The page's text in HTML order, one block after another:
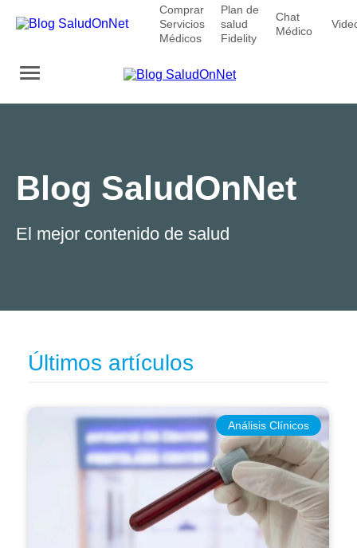
Comprar
Servicios
Médicos
Plan de
salud
Fidelity
Chat
Médico
Blog SaludOnNet
El mejor contenido de salud
Últimos artículos
Análisis Clínicos